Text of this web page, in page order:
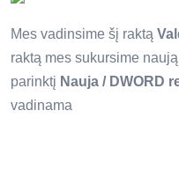
Mes vadinsime šį raktą
raktą mes sukursime
parinktį Nauja / DWORD
vadinama